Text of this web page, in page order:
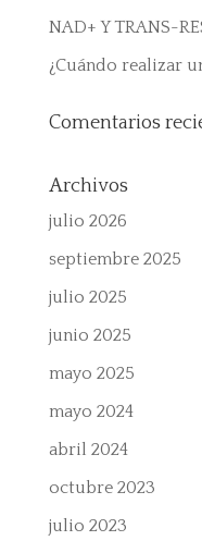
NAD+ Y TRANS-
¿Cuándo realizar
Comentarios
Archivos
julio 2026
septiembre 2025
julio 2025
junio 2025
mayo 2025
mayo 2024
abril 2024
octubre 2023
julio 2023